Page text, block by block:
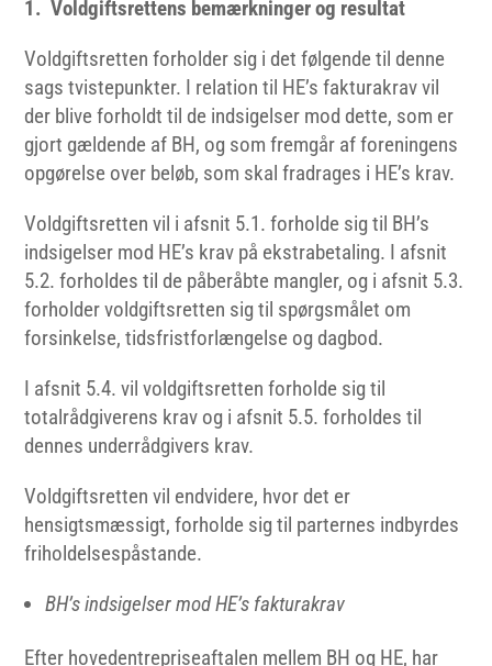
1. Voldgiftsrettens bemærkninger og resultat
Voldgiftsretten forholder sig i det følgende til denne
sags tvistepunkter. I relation til HE’s fakturakrav vil
der blive forholdt til de indsigelser mod dette, som er
gjort gældende af BH, og som fremgår af foreningens
opgørelse over beløb, som skal fradrages i HE’s krav.
Voldgiftsretten vil i afsnit 5.1. forholde sig til BH’s
indsigelser mod HE’s krav på ekstrabetaling. I afsnit
5.2. forholdes til de påberåbte mangler, og i afsnit 5.3.
forholder voldgiftsretten sig til spørgsmålet om
forsinkelse, tidsfristforlængelse og dagbod.
I afsnit 5.4. vil voldgiftsretten forholde sig til
totalrådgiverens krav og i afsnit 5.5. forholdes til
dennes underrådgivers krav.
Voldgiftsretten vil endvidere, hvor det er
hensigtsmæssigt, forholde sig til parternes indbyrdes
friholdelsespåstande.
BH’s indsigelser mod HE’s fakturakrav
Efter hovedentrepriseaftalen mellem BH og HE, har